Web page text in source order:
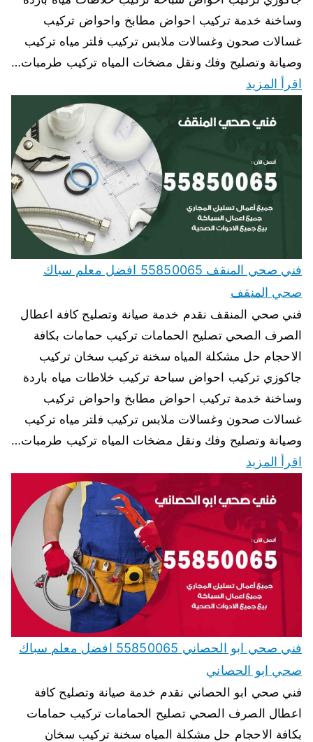
وساخنة خدمة تركيب احواض مطابخ واحواض تركيب
غسالات صحون وغسالات ملابس تركيب فلتر مياه تركيب
وصيانة وتصليح وفك ونقل مضخات المياه تركيب طرمبات…
اقرأ المزيد
فني صحي المنقف 55850065 افضل معلم سباك
صحي المنقف
فني صحي المنقف نقدم خدمة صيانة وتصليح كافة اعطال
الصرف الصحي تصليح الحمامات تركيب حمامات بكافة
الاحجام حل مشكلة المياه سخنة تركيب سخان تركيب
جاكوزي تركيب احواض سباحة تركيب خلاطات مياه باردة
وساخنة خدمة تركيب احواض مطابخ واحواض تركيب
غسالات صحون وغسالات ملابس تركيب فلتر مياه تركيب
وصيانة وتصليح وفك ونقل مضخات المياه تركيب طرمبات…
اقرأ المزيد
فني صحي ابو الحصاني 55850065 افضل معلم سباك
صحي ابو الحصاني
فني صحي ابو الحصاني نقدم خدمة صيانة وتصليح كافة
اعطال الصرف الصحي تصليح الحمامات تركيب حمامات
بكافة الاحجام حل مشكلة المياه سخنة تركيب سخان